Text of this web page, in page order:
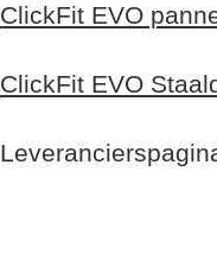
ClickFit EVO
ClickFit EVO